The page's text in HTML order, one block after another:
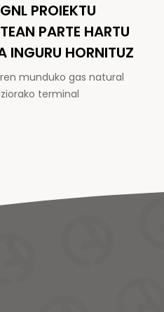
PROIEKTU
PARTE HARTU
INGURU HORNITUZ
munduko gas natural
terminal